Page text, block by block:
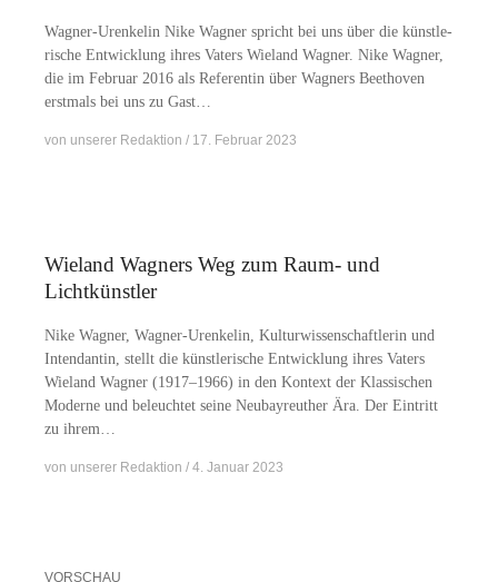
Wa­g­­ner-Ur­en­ke­­lin Nike Wag­ner spricht bei uns über die künst­le­
ri­sche Ent­wick­lung ih­res Va­ters Wie­land Wag­ner. Nike Wag­ner,
die im Fe­bru­ar 2016 als Re­fe­ren­tin über Wag­ners Beet­ho­ven
erst­mals bei uns zu Gast…
von unserer Redaktion 17. Februar 2023
Wieland Wagners Weg zum Raum- und
Lichtkünstler
Nike Wag­ner, Wa­g­­ner-Ur­en­ke­­lin, Kul­tur­wis­sen­schaft­le­rin und
In­ten­dan­tin, stellt die künst­le­ri­sche Ent­wick­lung ih­res Va­ters
Wie­land Wag­ner (1917–1966) in den Kon­text der Klas­si­schen
Mo­der­ne und be­leuch­tet sei­ne Neu­bay­reu­ther Ära. Der Ein­tritt
zu ihrem…
von unserer Redaktion 4. Januar 2023
VORSCHAU